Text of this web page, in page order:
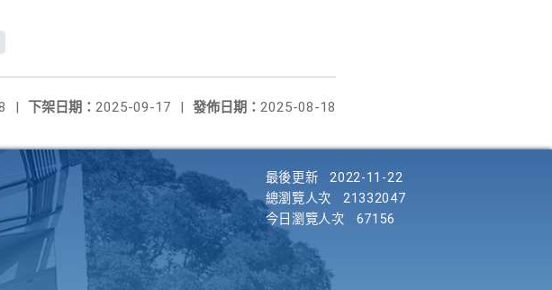
發佈日期： 2025-08-18
下架日期： 2025-09-17 |
|
最後更新
2022-11-22
總瀏覽人次
21332047
今日瀏覽人次
67156